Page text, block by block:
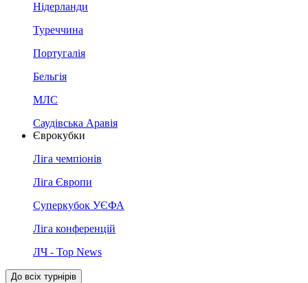
Нідерланди
Туреччина
Португалія
Бельгія
МЛС
Саудівська Аравія
Єврокубки
Ліга чемпіонів
Ліга Європи
Суперкубок УЄФА
Ліга конференцій
ЛЧ - Top News
До всіх турнірів